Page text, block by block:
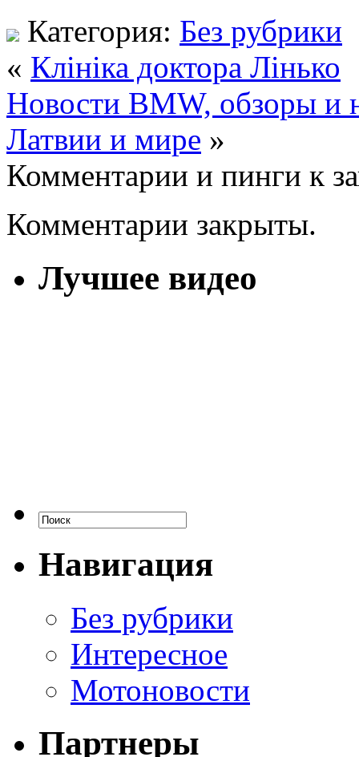
Категория: Без рубрики
« Клініка доктора Лінько
Новости BMW, обзоры и
Латвии и мире »
Комментарии и пинги к
Комментарии закрыты.
Лучшее видео
Навигация
Без рубрики
Интересное
Мотоновости
Партнеры